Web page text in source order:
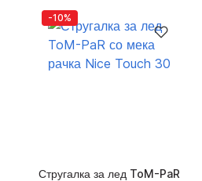
-10%
Стругалка за лед ToM-PaR